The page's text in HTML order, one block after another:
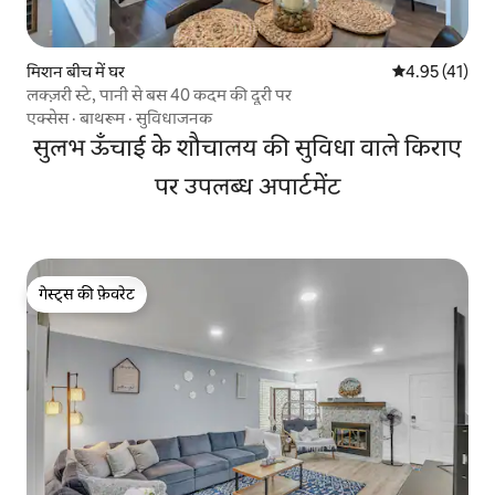
मिशन बीच में घर औसत रेटिंग 5 में
4.95 (41)
लक्ज़री स्टे, पानी से बस 40 कदम की दूरी पर
एक्सेस·बाथरूम·सुविधाजनक
सुलभ ऊँचाई के शौचालय की सुविधा वाले किराए
पर उपलब्ध अपार्टमेंट
गेस्ट्स की फ़ेवरेट
गेस्ट्स की फ़ेवरेट